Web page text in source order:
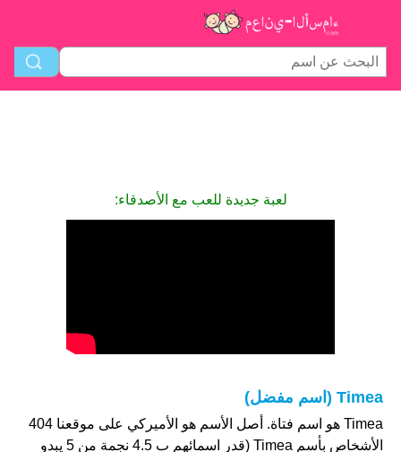
لعبة جديدة للعب مع الأصدقاء:
Timea (اسم مفضل)
Timea هو اسم فتاة. أصل الأسم هو الأميركي على موقعنا 404
الأشخاص بأسم Timea (قدر اسمائهم ب 4.5 نجمة من 5 يبدو